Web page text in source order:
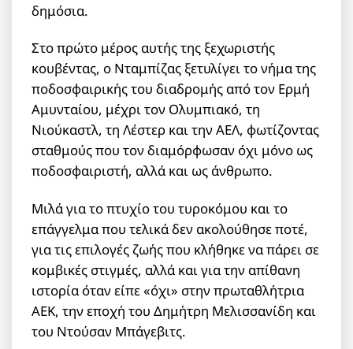
δημόσια.
Στο πρώτο μέρος αυτής της ξεχωριστής
κουβέντας, ο Νταμπίζας ξετυλίγει το νήμα της
ποδοσφαιρικής του διαδρομής από τον Ερμή
Αμυνταίου, μέχρι τον Ολυμπιακό, τη
Νιούκαστλ, τη Λέστερ και την ΑΕΛ, φωτίζοντας
σταθμούς που τον διαμόρφωσαν όχι μόνο ως
ποδοσφαιριστή, αλλά και ως άνθρωπο.
Μιλά για το πτυχίο του τυροκόμου και το
επάγγελμα που τελικά δεν ακολούθησε ποτέ,
για τις επιλογές ζωής που κλήθηκε να πάρει σε
κομβικές στιγμές, αλλά και για την απίθανη
ιστορία όταν είπε «όχι» στην πρωταθλήτρια
ΑΕΚ, την εποχή του Δημήτρη Μελισσανίδη και
του Ντούσαν Μπάγεβιτς.